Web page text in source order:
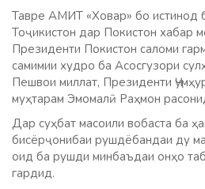
Тавре АМИТ «Ховар» бо истинод
Тоҷикистон дар Покистон хабар
Президенти Покистон саломи
самимии худро ба Асосгузори
Пешвои миллат, Президенти
муҳтарам Эмомалӣ Раҳмон
Дар суҳбат масоили вобаста ба
бисёрҷонибаи рушдёбандаи ду
оид ба рушди минбаъдаи онҳо
гардид.